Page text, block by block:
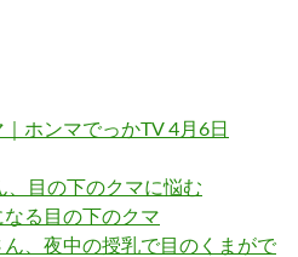
ホンマでっかTV 4月6日
、目の下のクマに悩む
る目の下のクマ
、夜中の授乳で目のくまがで